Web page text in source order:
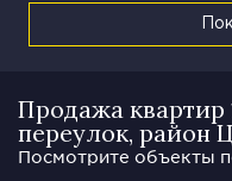
Продажа квартир
переулок, район
Посмотрите объекты